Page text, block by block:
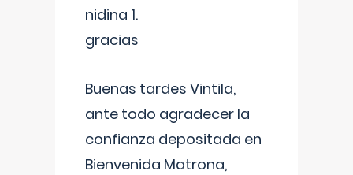
nidina 1.
gracias
Buenas tardes Vintila,
ante todo agradecer la
confianza depositada en
Bienvenida Matrona,